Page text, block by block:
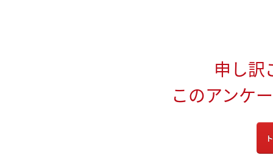
申し訳
このアンケ